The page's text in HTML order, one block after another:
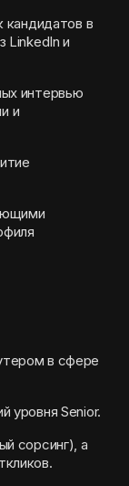
кандидатов в
LinkedIn и
интервью
и
в сфере
уровня Senior.
сорсинг), а